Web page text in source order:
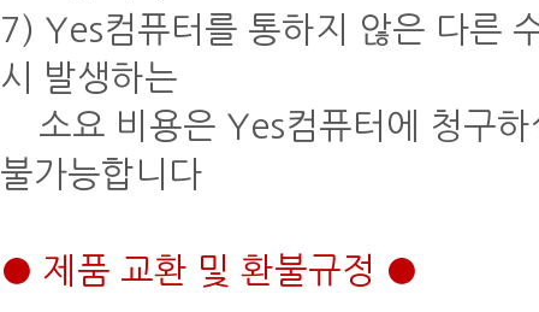
7) Yes컴퓨터를 통하지 않은 다른
시 발생하는
소요 비용은 Yes컴퓨터에 청구
불가능합니다
● 제품 교환 및 환불규정 ●